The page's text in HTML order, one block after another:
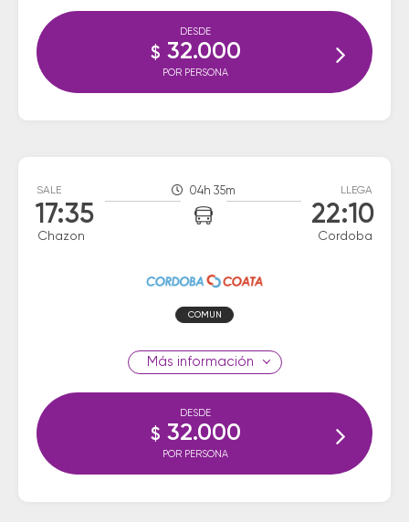
DESDE
$ 32.000
POR PERSONA
SALE
17:35
Chazon
04h 35m LLEGA
22:10
Cordoba
COMUN
información
DESDE
$ 32.000
POR PERSONA